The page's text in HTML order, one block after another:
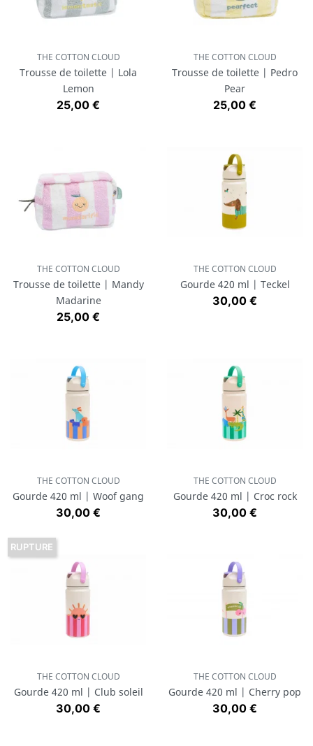
THE COTTON CLOUD
Trousse de toilette | Lola
Lemon
Prix
25,00 €
THE COTTON CLOUD
Trousse de toilette | Pedro
Pear
Prix
25,00 €
THE COTTON CLOUD
Trousse de toilette | Mandy
Madarine
Prix
25,00 €
THE COTTON CLOUD
Gourde 420 ml | Teckel
Prix
30,00 €
THE COTTON CLOUD
Gourde 420 ml | Woof gang
Prix
30,00 €
THE COTTON CLOUD
Gourde 420 ml | Croc rock
Prix
30,00 €
THE COTTON CLOUD
Gourde 420 ml | Club soleil
Prix
30,00 €
RUPTURE
THE COTTON CLOUD
Gourde 420 ml | Cherry pop
Prix
30,00 €